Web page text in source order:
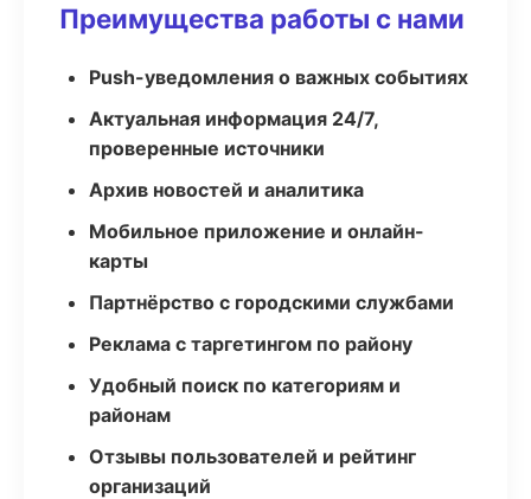
Преимущества работы с нами
Push-уведомления о важных событиях
Актуальная информация 24/7,
проверенные источники
Архив новостей и аналитика
Мобильное приложение и онлайн-
карты
Партнёрство с городскими службами
Реклама с таргетингом по району
Удобный поиск по категориям и
районам
Отзывы пользователей и рейтинг
организаций